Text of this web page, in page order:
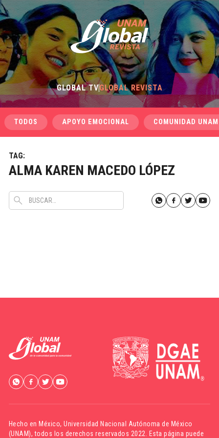
GLOBAL TVGLOBAL REVISTA
TODOS APOYO EMOCIONAL COMUNIDAD UNAM
TAG:
ALMA KAREN MACEDO LÓPEZ
Hecho en México,Universidad Nacional Autónoma de México
(UNAM), todos los derechos reservados 2022. Esta página puede